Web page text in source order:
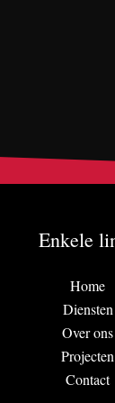
Enkele
Home
Diensten
Over ons
Projecten
Contact